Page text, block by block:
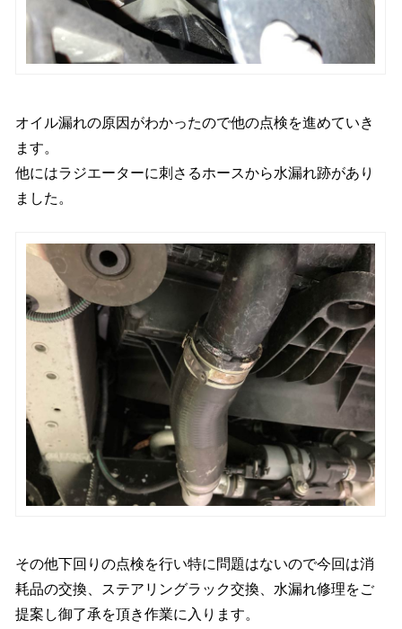
オイル漏れの原因がわかったので他の点検を進めていき
ます。
他にはラジエーターに刺さるホースから水漏れ跡があり
ました。
その他下回りの点検を行い特に問題はないので今回は消
耗品の交換、ステアリングラック交換、水漏れ修理をご
提案し御了承を頂き作業に入ります。